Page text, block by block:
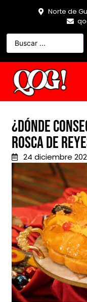
Norte de
¿Dónde
Rosca de
24 diciembre